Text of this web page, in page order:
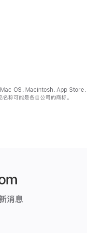
OS、Macintosh、App Store、
称可能是各自公司的商标。
消息